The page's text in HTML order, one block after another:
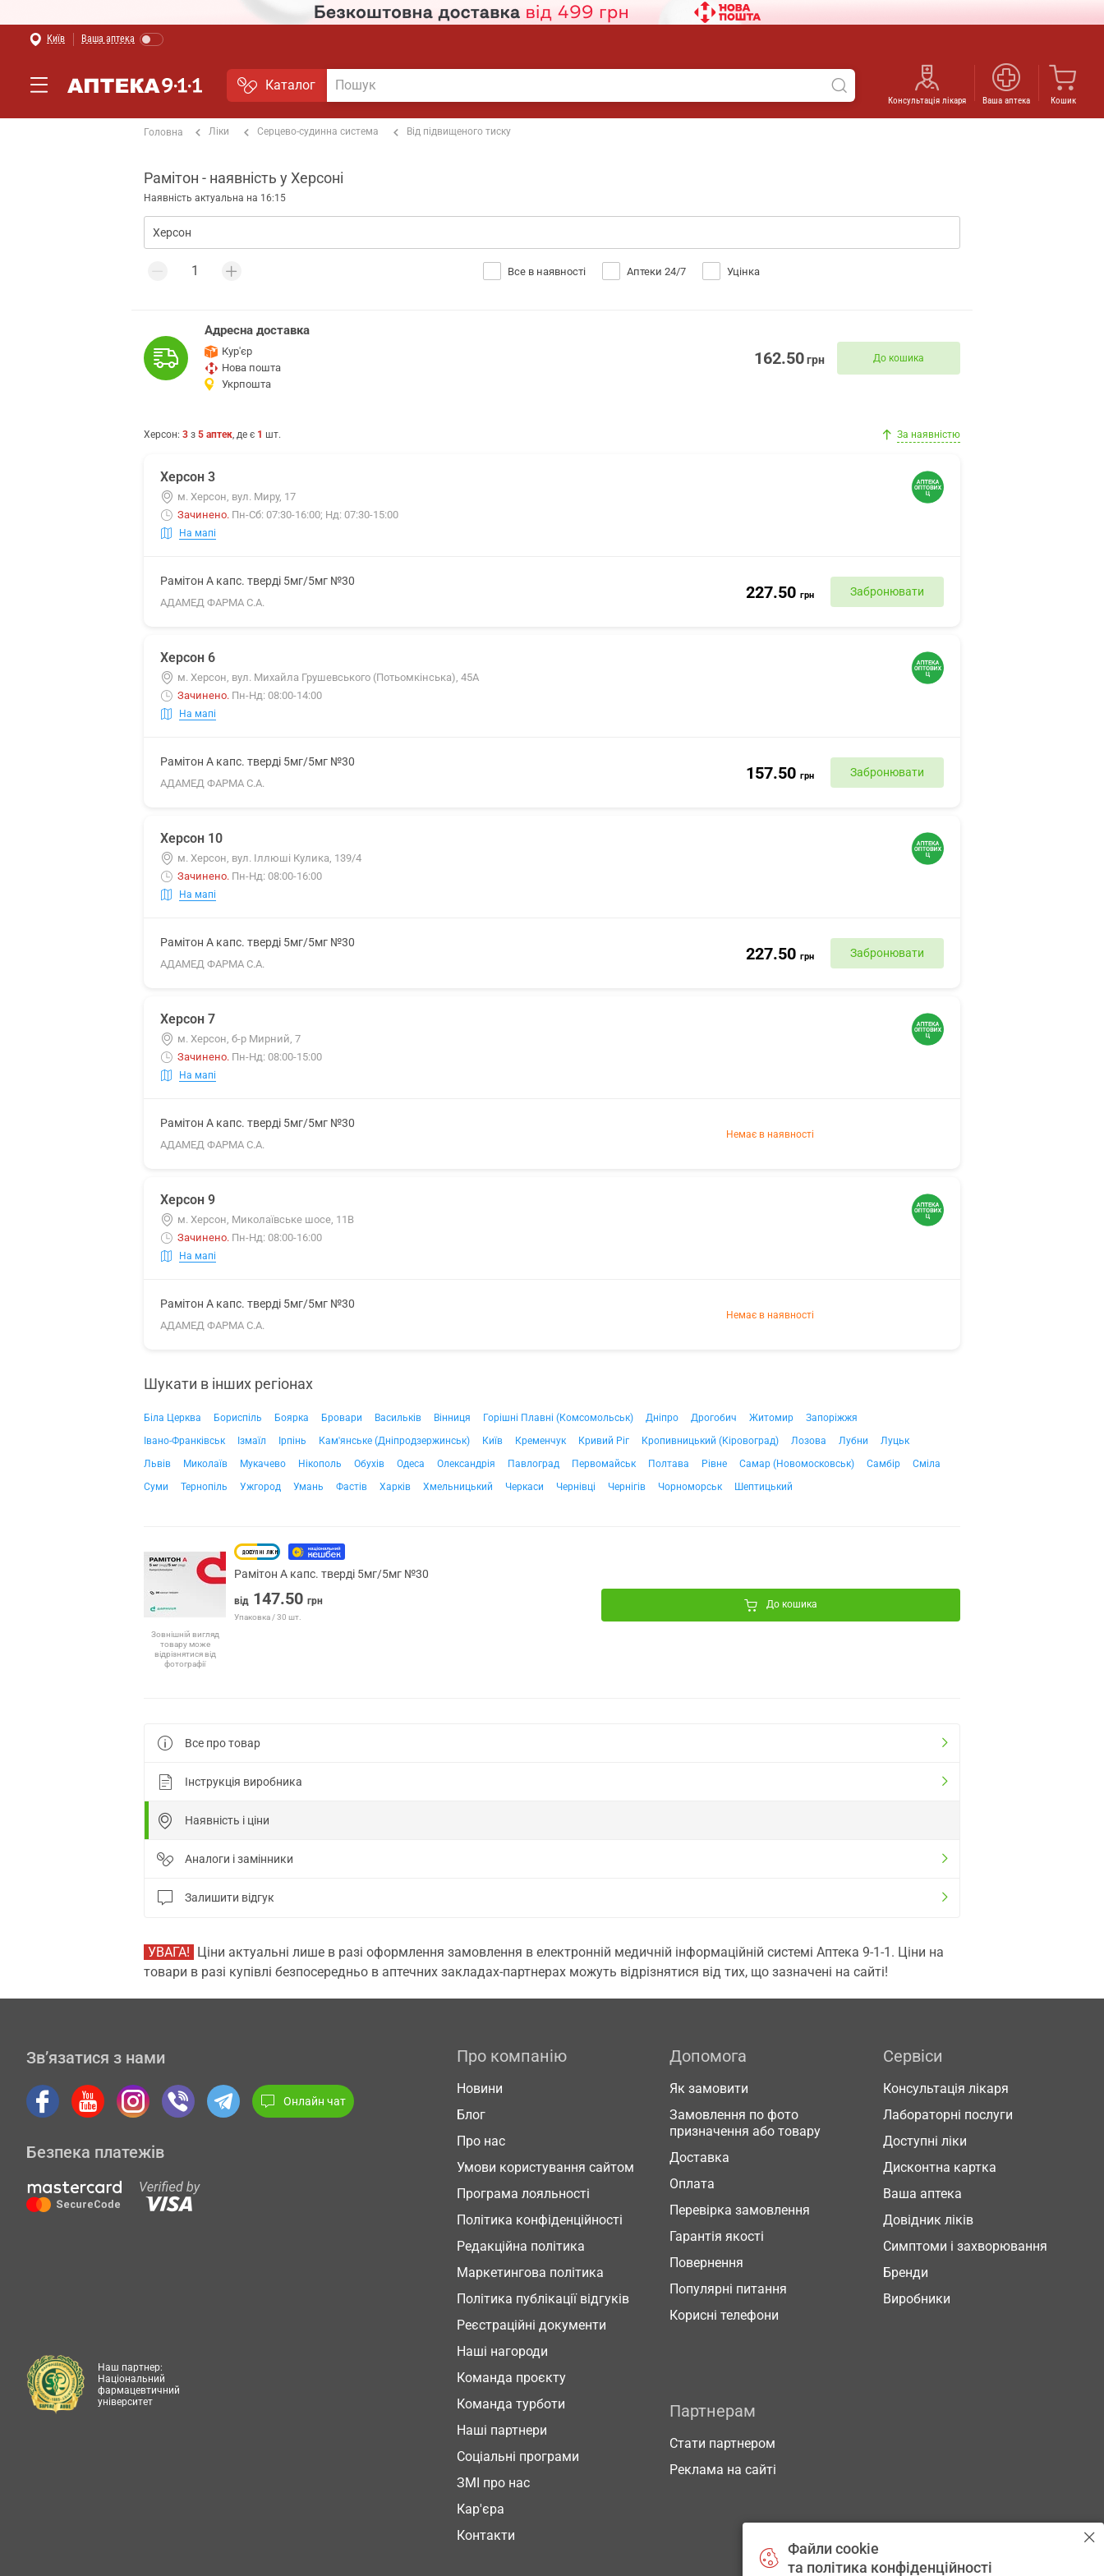
Київ Ваша аптека
Каталог
Консультація лікаря Ваша аптека Кошик
Головна Ліки Серцево-судинна система Від підвищеного тиску
Рамітон - наявність у Херсоні
Наявність актуальна на 16:15
Все в наявності Аптеки 24/7 Уцінка
Адресна доставка
Кур'єр
Нова пошта
Укрпошта
162.50грн До кошика
Херсон: 3 з 5 аптек, де є 1 шт. За наявністю
Херсон 3
м. Херсон, вул. Миру, 17
Зачинено. Пн-Сб: 07:30-16:00; Нд: 07:30-15:00
На мапі
Рамітон А капс. тверді 5мг/5мг №30
АДАМЕД ФАРМА С.А.
227.50 грн Забронювати
Херсон 6
м. Херсон, вул. Михайла Грушевського (Потьомкінська), 45А
Зачинено. Пн-Нд: 08:00-14:00
На мапі
Рамітон А капс. тверді 5мг/5мг №30
АДАМЕД ФАРМА С.А.
157.50 грн Забронювати
Херсон 10
м. Херсон, вул. Іллюші Кулика, 139/4
Зачинено. Пн-Нд: 08:00-16:00
На мапі
Рамітон А капс. тверді 5мг/5мг №30
АДАМЕД ФАРМА С.А.
227.50 грн Забронювати
Херсон 7
м. Херсон, б-р Мирний, 7
Зачинено. Пн-Нд: 08:00-15:00
На мапі
Рамітон А капс. тверді 5мг/5мг №30
АДАМЕД ФАРМА С.А.
Немає в наявності
Херсон 9
м. Херсон, Миколаївське шосе, 11В
Зачинено. Пн-Нд: 08:00-16:00
На мапі
Рамітон А капс. тверді 5мг/5мг №30
АДАМЕД ФАРМА С.А.
Немає в наявності
Шукати в інших регіонах
Біла Церква Бориспіль Боярка Бровари Васильків Вінниця Горішні Плавні (Комсомольськ) Дніпро Дрогобич Житомир
Запоріжжя
Івано-Франківськ
Ізмаїл Ірпінь Кам'янське (Дніпродзержинськ) Київ Кременчук Кривий Ріг Кропивницький (Кіровоград) Лозова Лубни
Луцьк
Львів
Миколаїв Мукачево Нікополь Обухів Одеса Олександрія Павлоград Первомайськ Полтава Рівне Самар (Новомосковськ) Самбір
Сміла
Суми
Тернопіль Ужгород Умань Фастів Харків Хмельницький Черкаси Чернівці Чернігів Чорноморськ Шептицький
Зовнішній вигляд
товару може
відрізнятися від
фотографії
Рамітон А капс. тверді 5мг/5мг №30
від 147.50 грн
Упаковка / 30 шт.
До кошика
Все про товар
Інструкція виробника
Наявність і ціни
Аналоги і замінники
Залишити відгук
УВАГА! Ціни актуальні лише в разі оформлення замовлення в електронній медичній інформаційній системі Аптека 9-1-1. Ціни на
товари в разі купівлі безпосередньо в аптечних закладах-партнерах можуть відрізнятися від тих, що зазначені на сайті!
Зв’язатися з нами
Онлайн чат
Безпека платежів
Про компанію
Новини
Блог
Про нас
Умови користування сайтом
Програма лояльності
Політика конфіденційності
Редакційна політика
Маркетингова політика
Політика публікації відгуків
Реєстраційні документи
Наші нагороди
Команда проєкту
Команда турботи
Наші партнери
Соціальні програми
ЗМІ про нас
Кар'єра
Контакти
Допомога
Як замовити
Замовлення по фото
призначення або товару
Доставка
Оплата
Перевірка замовлення
Гарантія якості
Повернення
Популярні питання
Корисні телефони
Сервіси
Консультація лікаря
Лабораторні послуги
Доступні ліки
Дисконтна картка
Ваша аптека
Довідник ліків
Симптоми і захворювання
Бренди
Виробники
Партнерам
Стати партнером
Реклама на сайті
Наш партнер:
Національний
фармацевтичний
університет
Файли cookie
та політика конфіденційності